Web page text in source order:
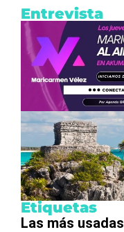
Entrevista
Etiquetas
Las más usadas